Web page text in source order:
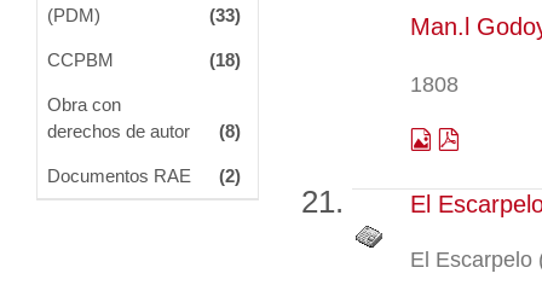
(PDM)
(33)
CCPBM (18)
Obra con
derechos de autor
(8)
Documentos RAE (2)
Man.l
1808
El
El Escarpelo